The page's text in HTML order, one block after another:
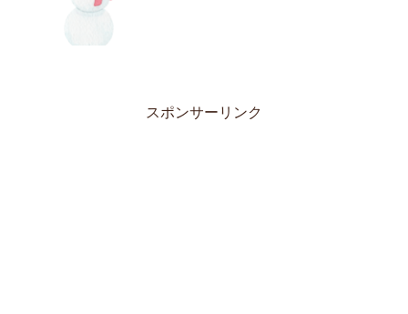
スポンサーリンク